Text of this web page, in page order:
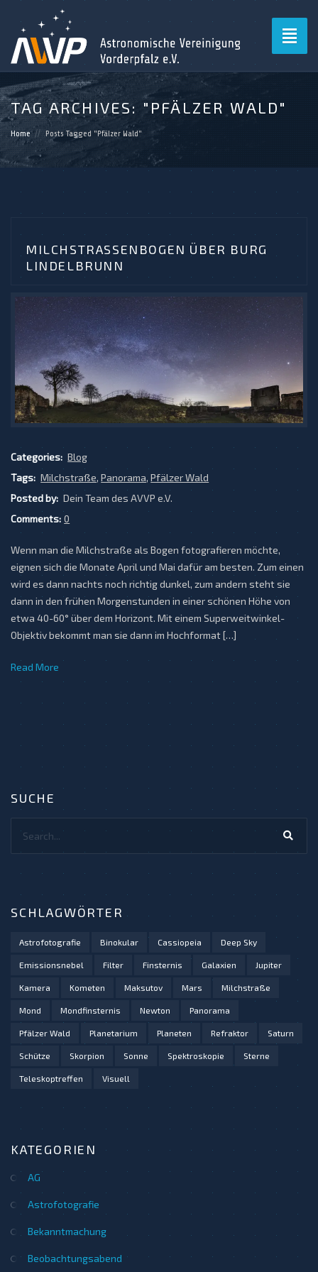
TAG ARCHIVES: "PFÄLZER WALD"
Home Posts Tagged "Pfälzer Wald"
MILCHSTRASSENBOGEN ÜBER BURG L
INDELBRUNN
Categories: Blog
Tags: Milchstraße,Panorama,Pfälzer Wald
Posted by: Dein Team des AVVP e.V.
Comments: 0
Wenn man die Milchstraße als Bogen fotografieren möchte,
eignen sich die Monate April und Mai dafür am besten. Zum einen
wird es dann nachts noch richtig dunkel, zum andern steht sie
dann in den frühen Morgenstunden in einer schönen Höhe von
etwa 40-60° über dem Horizont. Mit einem Superweitwinkel-
Objektiv bekommt man sie dann im Hochformat […]
Read More
SUCHE
SCHLAGWÖRTER
Astrofotografie Binokular Cassiopeia Deep Sky
Emissionsnebel Filter Finsternis Galaxien Jupiter
Kamera Kometen Maksutov Mars Milchstraße
Mond Mondfinsternis Newton Panorama
Pfälzer Wald Planetarium Planeten Refraktor Saturn
Schütze Skorpion Sonne Spektroskopie Sterne
Teleskoptreffen Visuell
KATEGORIEN
AG
Astrofotografie
Bekanntmachung
Beobachtungsabend